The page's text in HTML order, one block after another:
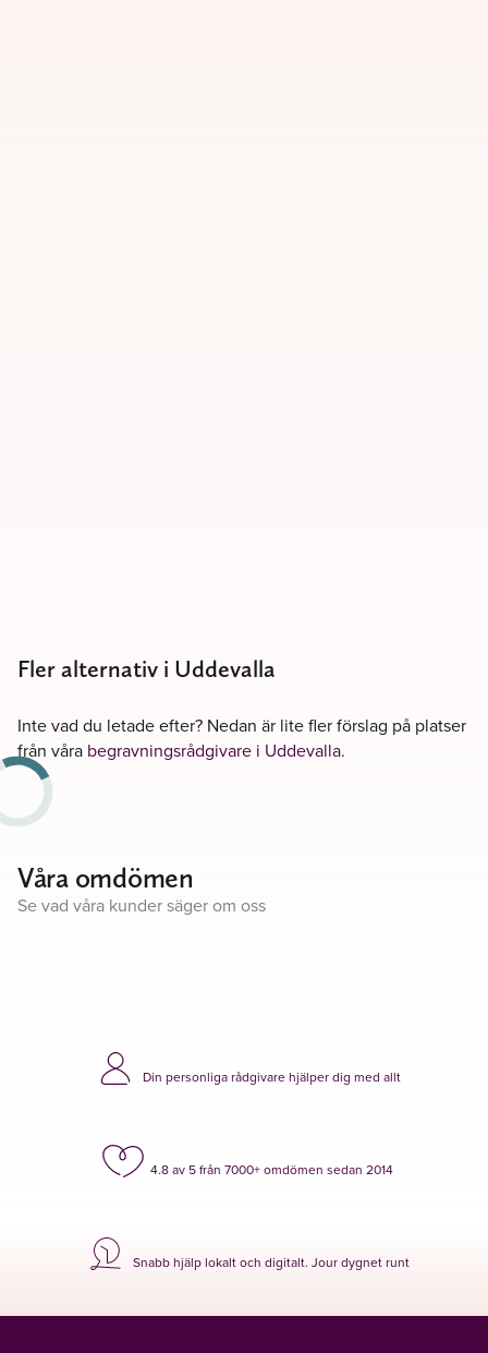
Fler alternativ i Uddevalla
Inte vad du letade efter? Nedan är lite fler förslag på platser
från våra begravningsrådgivare i Uddevalla.
Våra omdömen
Se vad våra kunder säger om oss
Din personliga rådgivare hjälper dig med allt
4.8 av 5 från 7000+ omdömen sedan 2014
Snabb hjälp lokalt och digitalt. Jour dygnet runt